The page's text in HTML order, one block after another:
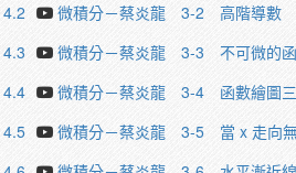
4.2
微積分－蔡炎龍 3-2 高階導數
4.3
微積分－蔡炎龍 3-3 不可微的
4.4
微積分－蔡炎龍 3-4 函數繪圖
4.5
微積分－蔡炎龍 3-5 當 x 走向